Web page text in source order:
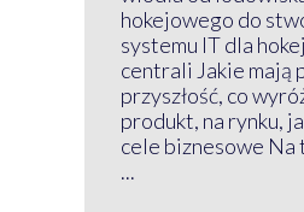
hokejowego do
systemu IT dla
centrali Jakie mają
przyszłość, co
produkt, na rynku,
cele biznesowe Na
...